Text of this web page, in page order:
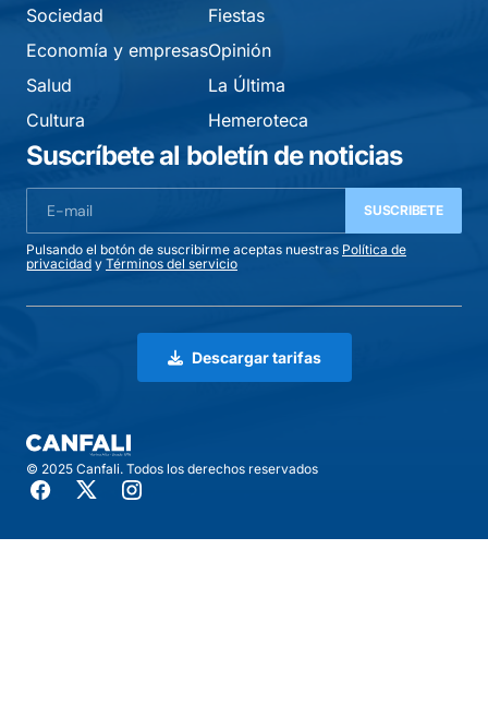
Sociedad
Economía y empresas
Salud
Cultura
Fiestas
Opinión
La Última
Hemeroteca
Suscríbete al boletín de noticias
SUSCRIBETE
Pulsando el botón de suscribirme aceptas nuestras Política de
privacidad y Términos del servicio
Descargar tarifas
© 2025 Canfali. Todos los derechos reservados